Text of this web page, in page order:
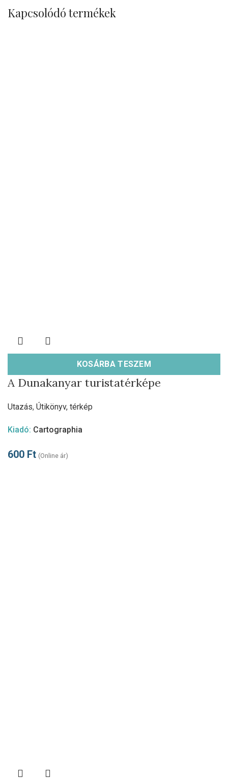
Kapcsolódó termékek
KOSÁRBA TESZEM
A Dunakanyar turistatérképe
Utazás, Útikönyv, térkép
Kiadó: Cartographia
600 Ft (Online ár)